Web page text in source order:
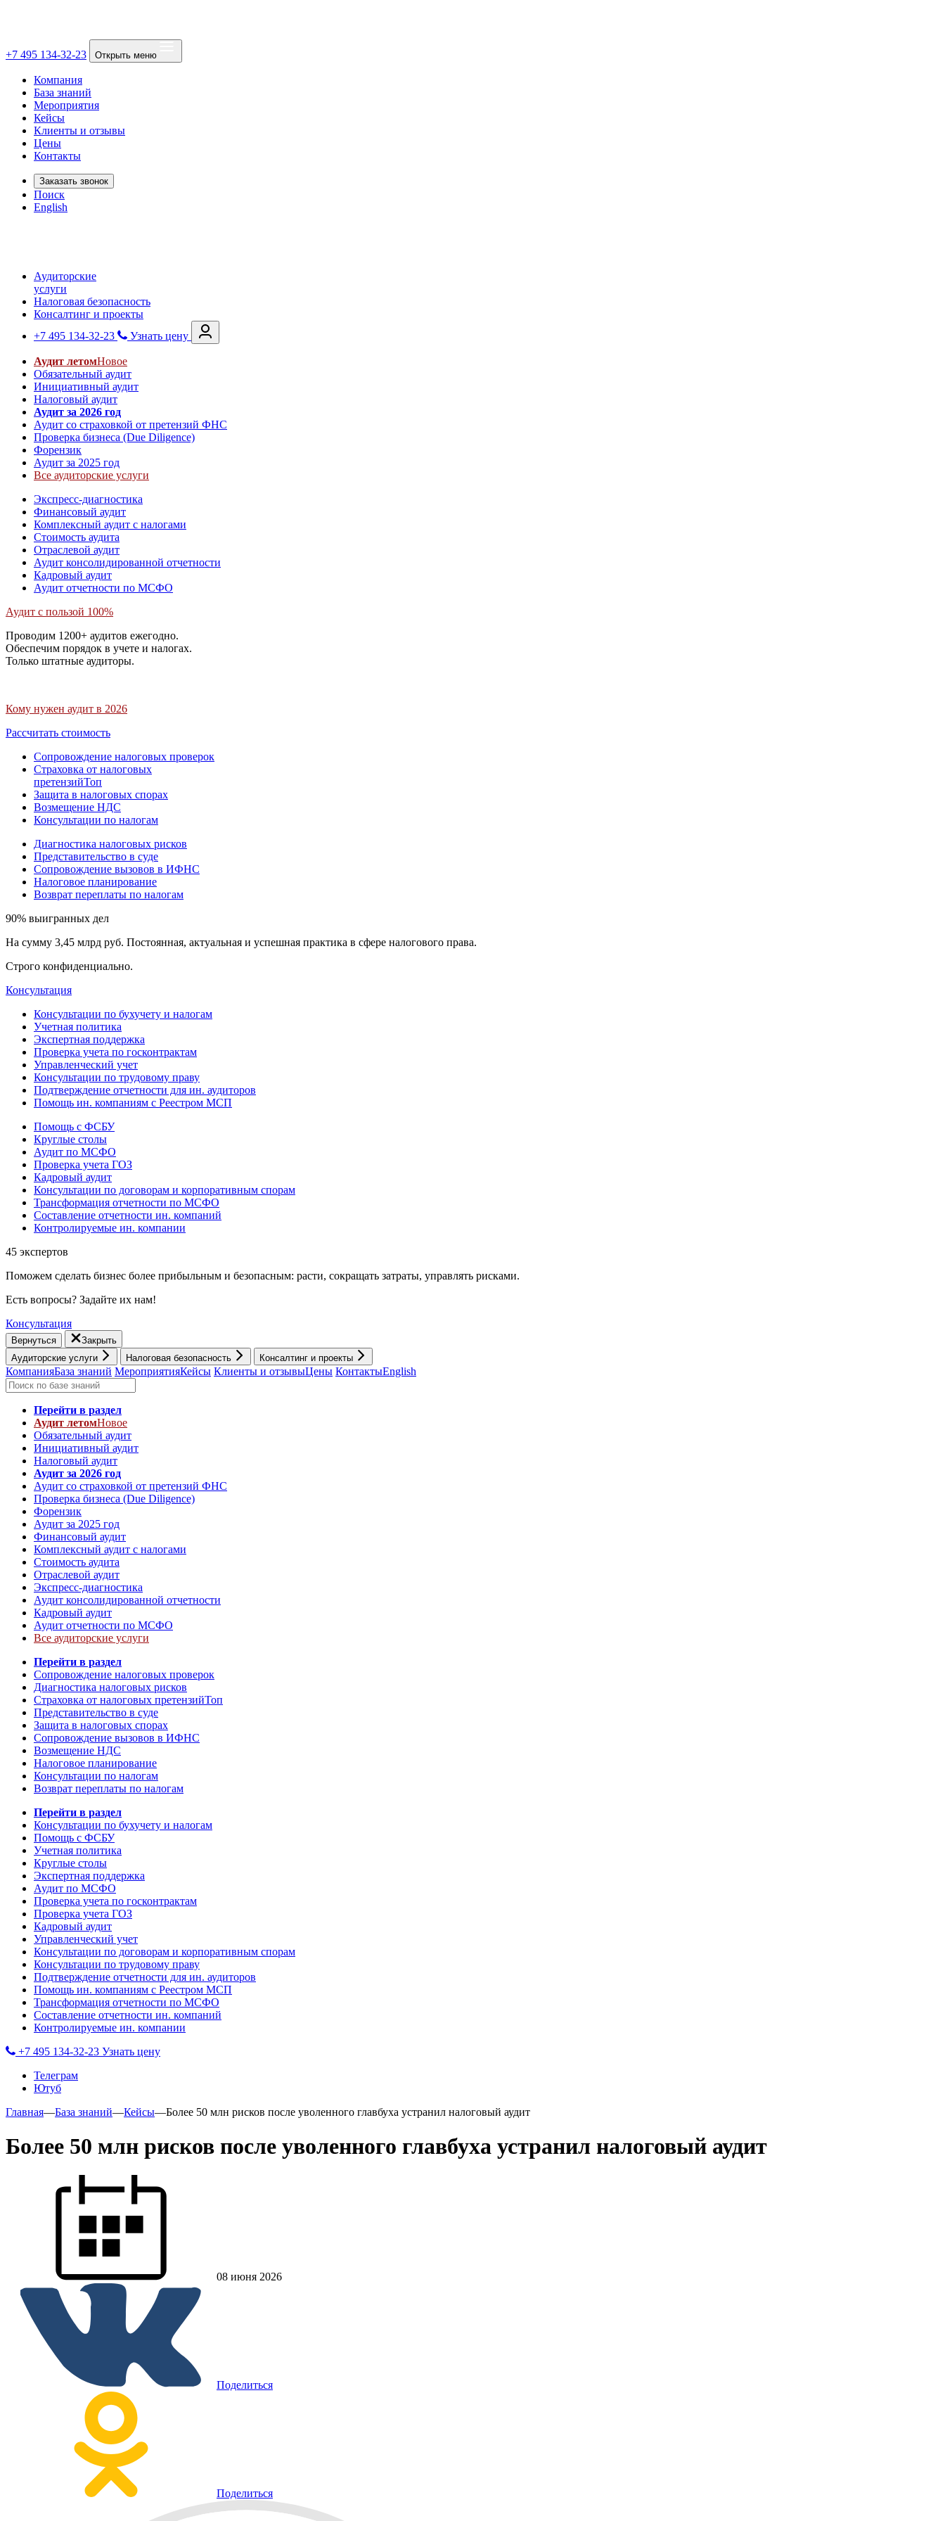
+7 495 134-32-23 Открыть меню
Компания
База знаний
Мероприятия
Кейсы
Клиенты и отзывы
Цены
Контакты
Заказать звонок
Поиск
English
Аудиторские
услуги
Налоговая безопасность
Консалтинг и проекты
+7 495 134-32-23
Узнать цену
Аудит летомНовое
Обязательный аудит
Инициативный аудит
Налоговый аудит
Аудит за 2026 год
Аудит со страховкой от претензий ФНС
Проверка бизнеса (Due Diligence)
Форензик
Аудит за 2025 год
Все аудиторские услуги
Экспресс-диагностика
Финансовый аудит
Комплексный аудит с налогами
Стоимость аудита
Отраслевой аудит
Аудит консолидированной отчетности
Кадровый аудит
Аудит отчетности по МСФО
Аудит с пользой 100%
Проводим 1200+ аудитов ежегодно.
Обеспечим порядок в учете и налогах.
Только штатные аудиторы.
Кому нужен аудит в 2026
Рассчитать стоимость
Сопровождение налоговых проверок
Страховка от налоговых
претензийТоп
Защита в налоговых спорах
Возмещение НДС
Консультации по налогам
Диагностика налоговых рисков
Представительство в суде
Сопровождение вызовов в ИФНС
Налоговое планирование
Возврат переплаты по налогам
90% выигранных дел
На сумму 3,45 млрд руб. Постоянная, актуальная и успешная практика в сфере налогового права.
Строго конфиденциально.
Консультация
Консультации по бухучету и налогам
Учетная политика
Экспертная поддержка
Проверка учета по госконтрактам
Управленческий учет
Консультации по трудовому праву
Подтверждение отчетности для ин. аудиторов
Помощь ин. компаниям с Реестром МСП
Помощь с ФСБУ
Круглые столы
Аудит по МСФО
Проверка учета ГОЗ
Кадровый аудит
Консультации по договорам и корпоративным спорам
Трансформация отчетности по МСФО
Составление отчетности ин. компаний
Контролируемые ин. компании
45 экспертов
Поможем сделать бизнес более прибыльным и безопасным: расти, cокращать затраты, управлять рисками.
Есть вопросы? Задайте их нам!
Консультация
Вернуться
Закрыть
Аудиторские услуги
Налоговая безопасность Консалтинг и проекты
КомпанияБаза знаний МероприятияКейсы Клиенты и отзывыЦены КонтактыEnglish
Перейти в раздел
Аудит летомНовое
Обязательный аудит
Инициативный аудит
Налоговый аудит
Аудит за 2026 год
Аудит со страховкой от претензий ФНС
Проверка бизнеса (Due Diligence)
Форензик
Аудит за 2025 год
Финансовый аудит
Комплексный аудит с налогами
Стоимость аудита
Отраслевой аудит
Экспресс-диагностика
Аудит консолидированной отчетности
Кадровый аудит
Аудит отчетности по МСФО
Все аудиторские услуги
Перейти в раздел
Сопровождение налоговых проверок
Диагностика налоговых рисков
Страховка от налоговых претензийТоп
Представительство в суде
Защита в налоговых спорах
Сопровождение вызовов в ИФНС
Возмещение НДС
Налоговое планирование
Консультации по налогам
Возврат переплаты по налогам
Перейти в раздел
Консультации по бухучету и налогам
Помощь с ФСБУ
Учетная политика
Круглые столы
Экспертная поддержка
Аудит по МСФО
Проверка учета по госконтрактам
Проверка учета ГОЗ
Кадровый аудит
Управленческий учет
Консультации по договорам и корпоративным спорам
Консультации по трудовому праву
Подтверждение отчетности для ин. аудиторов
Помощь ин. компаниям с Реестром МСП
Трансформация отчетности по МСФО
Составление отчетности ин. компаний
Контролируемые ин. компании
+7 495 134-32-23 Узнать цену
Телеграм
Ютуб
Главная—База знаний—Кейсы—Более 50 млн рисков после уволенного главбуха устранил налоговый аудит
Более 50 млн рисков после уволенного главбуха устранил налоговый аудит
08 июня 2026
Поделиться
Поделиться